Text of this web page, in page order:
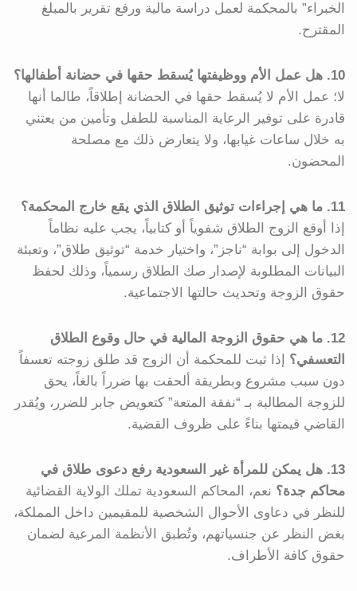
الخبراء” بالمحكمة لعمل دراسة مالية ورفع تقرير بالمبلغ
المقترح.
10. هل عمل الأم ووظيفتها يُسقط حقها في حضانة أطفالها؟
لا؛ عمل الأم لا يُسقط حقها في الحضانة إطلاقاً، طالما أنها
قادرة على توفير الرعاية المناسبة للطفل وتأمين من يعتني
به خلال ساعات غيابها، ولا يتعارض ذلك مع مصلحة
المحضون.
11. ما هي إجراءات توثيق الطلاق الذي يقع خارج المحكمة؟
إذا أوقع الزوج الطلاق شفوياً أو كتابياً، يجب عليه نظاماً
الدخول إلى بوابة “ناجز”، واختيار خدمة “توثيق طلاق”، وتعبئة
البيانات المطلوبة لإصدار صك الطلاق رسمياً، وذلك لحفظ
حقوق الزوجة وتحديث حالتها الاجتماعية.
12. ما هي حقوق الزوجة المالية في حال وقوع الطلاق
التعسفي؟ إذا ثبت للمحكمة أن الزوج قد طلق زوجته تعسفاً
دون سبب مشروع وبطريقة ألحقت بها ضرراً بالغاً، يحق
للزوجة المطالبة بـ “نفقة المتعة” كتعويض جابر للضرر، ويُقدر
القاضي قيمتها بناءً على ظروف القضية.
13. هل يمكن للمرأة غير السعودية رفع دعوى طلاق في
محاكم جدة؟ نعم، المحاكم السعودية تملك الولاية القضائية
للنظر في دعاوى الأحوال الشخصية للمقيمين داخل المملكة،
بغض النظر عن جنسياتهم، وتُطبق الأنظمة المرعية لضمان
حقوق كافة الأطراف.